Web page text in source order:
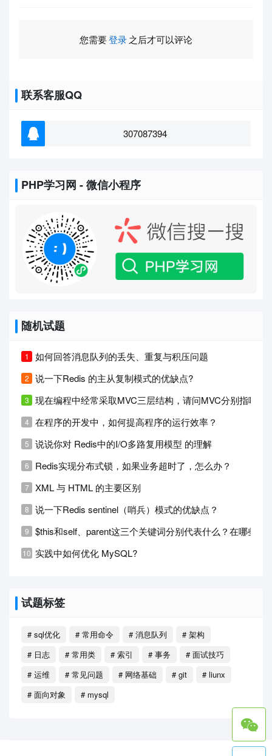
您需要登录之后才可以评论
联系客服QQ
307087394
PHP学习网 - 微信小程序
随机试题
如何回答消息队列的丢失、重复与积压问题
说一下Redis 的主从复制模式的优缺点?
现在编程中经常采取MVC三层结构，请问MVC分别指哪三
在程序的开发中，如何提高程序的运行效率？
说说你对 Redis中的I/O多路复用模型 的理解
Redis实现分布式锁，如果业务超时了，怎么办？
XML 与 HTML 的主要区别
说一下Redis sentinel（哨兵）模式的优缺点？
$this和self、parent这三个关键词分别代表什么？在哪些场
实践中如何优化 MySQL?
试题标签
# sql优化 # 常用命令 # 消息队列
# 架构
# 日志
# 常用类 # 索引 # 事务
# 面试技巧
# 运维
# 常见问题 # 网络基础 # git
# liunx
# 面向对象
# mysql